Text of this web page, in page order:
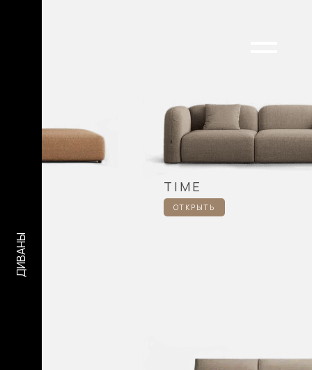
ДИВАНЫ
TIME
ОТКРЫТЬ